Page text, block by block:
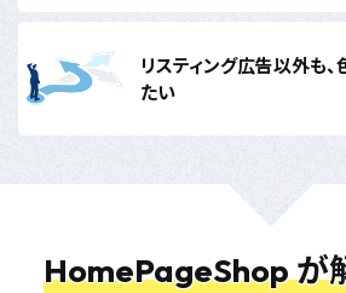
リスティング広告以外も、
たい
HomePageShopが